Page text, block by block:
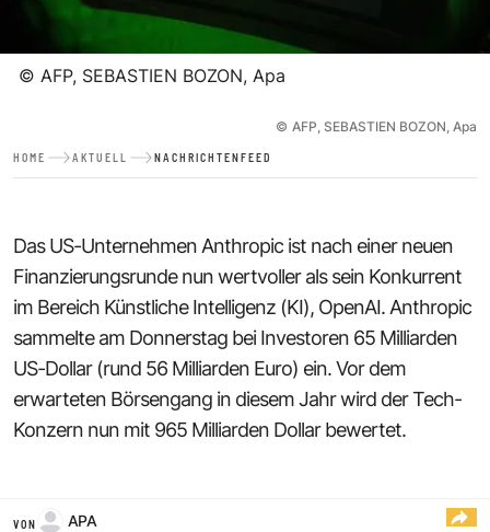
© AFP, SEBASTIEN BOZON, Apa
© AFP, SEBASTIEN BOZON, Apa
HOME AKTUELL NACHRICHTENFEED
Das US-Unternehmen Anthropic ist nach einer neuen
Finanzierungsrunde nun wertvoller als sein Konkurrent
im Bereich Künstliche Intelligenz (KI), OpenAI. Anthropic
sammelte am Donnerstag bei Investoren 65 Milliarden
US-Dollar (rund 56 Milliarden Euro) ein. Vor dem
erwarteten Börsengang in diesem Jahr wird der Tech-
Konzern nun mit 965 Milliarden Dollar bewertet.
VON APA